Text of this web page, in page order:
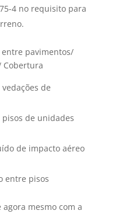
4 no requisito para
entre pavimentos/
Cobertura
de
de unidades
de impacto aéreo
entre pisos
agora mesmo com a